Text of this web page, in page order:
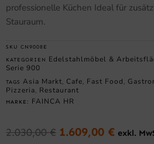
professionelle Küchen Ideal für
Stauraum.
SKU CN9008E
KATEGORIEN Edelstahlmöbel &
Serie 900
TAGS Asia Markt , Cafe , Fast Food ,
Pizzeria , Restaurant
MARKE: FAINCA HR
2.030,00€ Ursprünglicher
1.609,00 € exkl.